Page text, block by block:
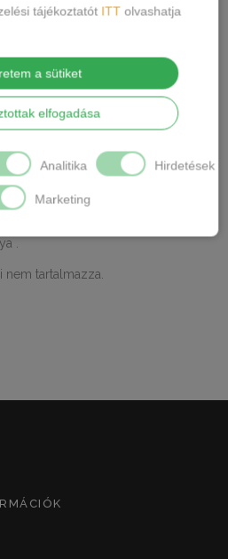
LEÍRÁS
12 % elastan ,
S” mérettől „L”
.
tartalmazza.
tájékoztatót ITT olvashatja
a sütiket
elfogadása
Analitika Hirdetések
Marketing